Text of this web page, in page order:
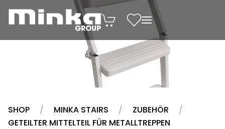
Zum Inhalt springen
SHOP MINKA STAIRS
ZUBEHÖR
GETEILTER MITTELTEIL FÜR METALLTREPPEN